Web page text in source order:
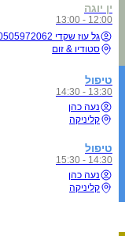
ין יוגה
12:00 - 13:00
גל עוז שקדי 0505972062
סטודיו & זום
טיפול
13:30 - 14:30
נעה כהן
קליניקה
טיפול
14:30 - 15:30
נעה כהן
קליניקה